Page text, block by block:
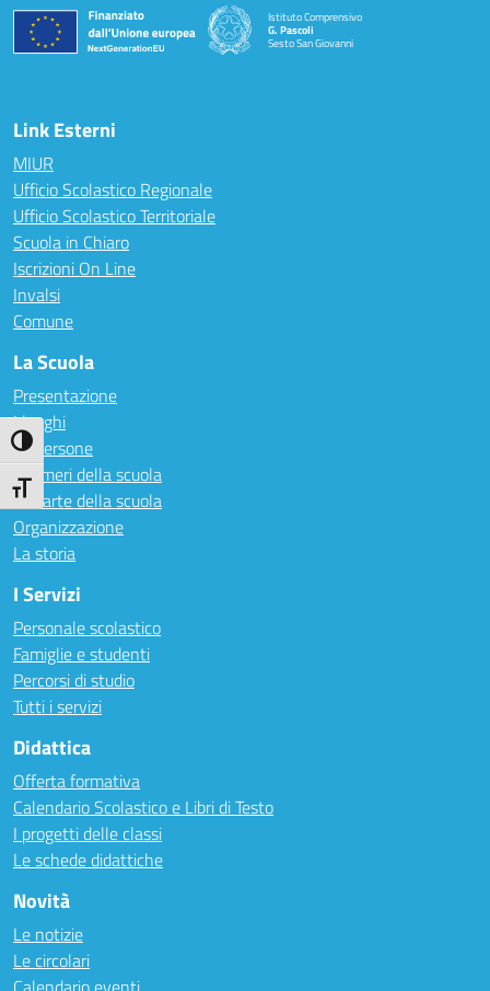
Attiva/disattiva alto contrasto
Attiva/disattiva dimensione testo
Istituto Comprensivo
G. Pascoli
Sesto San Giovanni
Link Esterni
MIUR
Ufficio Scolastico Regionale
Ufficio Scolastico Territoriale
Scuola in Chiaro
Iscrizioni On Line
Invalsi
Comune
La Scuola
Presentazione
I luoghi
Le persone
I numeri della scuola
Le carte della scuola
Organizzazione
La storia
I Servizi
Personale scolastico
Famiglie e studenti
Percorsi di studio
Tutti i servizi
Didattica
Offerta formativa
Calendario Scolastico e Libri di Testo
I progetti delle classi
Le schede didattiche
Novità
Le notizie
Le circolari